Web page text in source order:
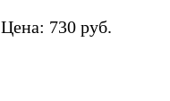
Цена: 730 руб.